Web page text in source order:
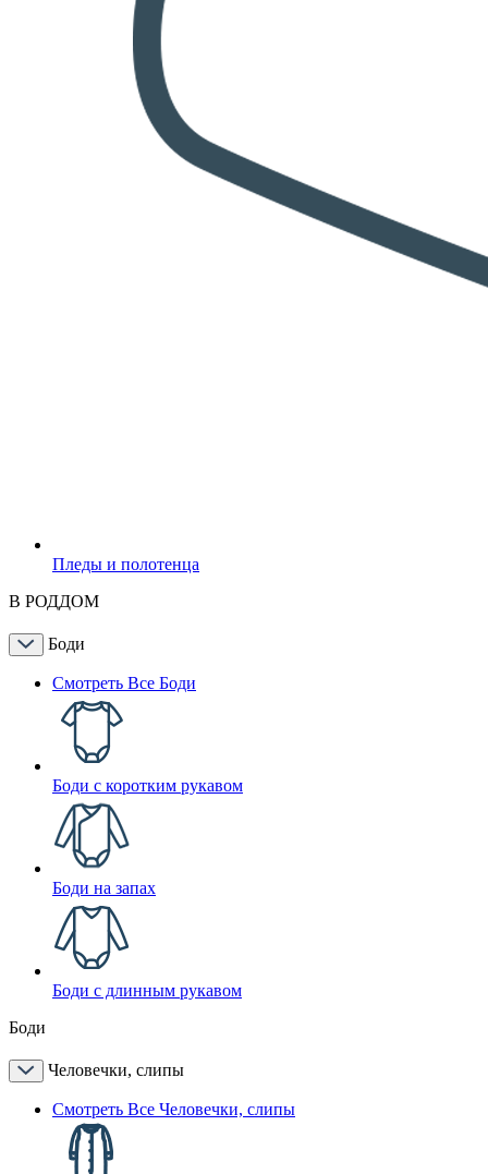
Пледы и полотенца
В РОДДОМ
Боди
Смотреть Все Боди
Боди с коротким рукавом
Боди на запах
Боди с длинным рукавом
Боди
Человечки, слипы
Смотреть Все Человечки, слипы